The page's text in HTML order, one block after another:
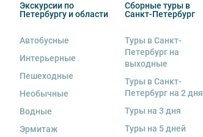
Экскурсии по
Петербургу и области
Автобусные
Интерьерные
Пешеходные
Необычные
Водные
Эрмитаж
Сборные туры в
Санкт-Петербург
Туры в Санкт-
Петербург на
выходные
Туры в Санкт-
Петербург на 2 дня
Туры на 3 дня
Туры на 5 дней